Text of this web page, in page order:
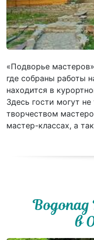
«Подворье
где собраны работы
находится в
Здесь гости могут
творчеством
мастер-классах, а
в